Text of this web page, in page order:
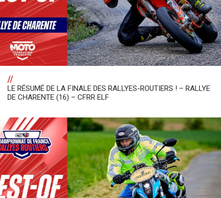
//
LE RÉSUMÉ DE LA FINALE DES RALLYES-ROUTIERS ! – RALLYE
DE CHARENTE (16) – CFRR ELF